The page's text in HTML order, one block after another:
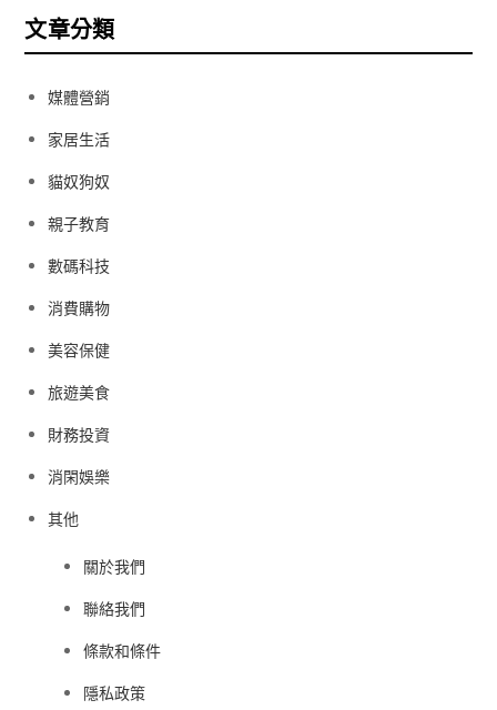
文章分類
媒體營銷
家居生活
貓奴狗奴
親子教育
數碼科技
消費購物
美容保健
旅遊美食
財務投資
消閑娛樂
其他
關於我們
聯絡我們
條款和條件
隱私政策